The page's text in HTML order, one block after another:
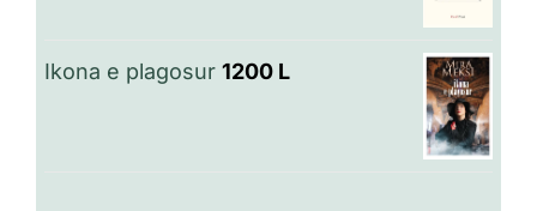
Ikona e plagosur 1200 L